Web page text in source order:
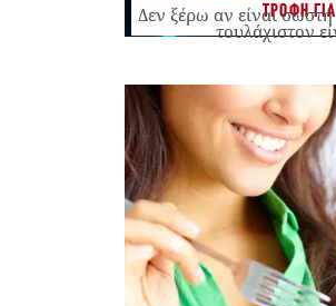
ΤΡΟΦΗ
Δεν ξέρω αν είναι
τουλάχιστον